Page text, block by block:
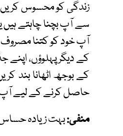
زندگی کو محسوس
سے آپ بچنا چاہتے ہیں
آپ خود کو کتنا
کے دیگر پہلوؤں،
کے بوجھ اٹھانا بند
حاصل کرنے کے لیے
منفی:بہت زیادہ